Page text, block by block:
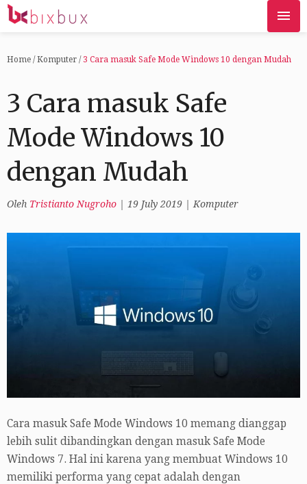
Home / Komputer / 3 Cara masuk Safe Mode Windows 10 dengan Mudah
3 Cara masuk Safe
Mode Windows 10
dengan Mudah
Oleh Tristianto Nugroho 19 July 2019 Komputer
Cara masuk Safe Mode Windows 10 memang dianggap
lebih sulit dibandingkan dengan masuk Safe Mode
Windows 7. Hal ini karena yang membuat Windows 10
memiliki performa yang cepat adalah dengan